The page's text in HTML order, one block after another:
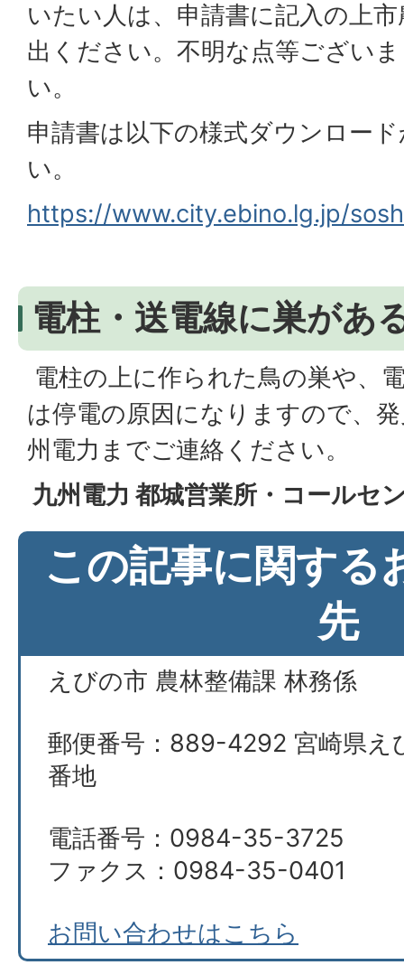
いたい人は、申請書に記入の上
出ください。不明な点等ござい
い。
申請書は以下の様式ダウンロー
い。
https://www.city.ebino.lg.jp/
電柱・送電線に巣があ
電柱の上に作られた鳥の巣や、
は停電の原因になりますので、
州電力までご連絡ください。
九州電力 都城営業所・コール
この記事に関する
先
えびの市 農林整備課 林務係
郵便番号：889-4292 宮崎県え
番地
電話番号：0984-35-3725
ファクス：0984-35-0401
お問い合わせはこちら